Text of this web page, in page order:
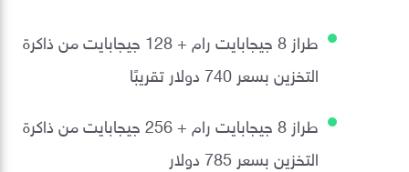
طراز 8 جيجابايت رام + 128 جيجابايت من ذاكرة
التخزين بسعر 740 دولار تقريبًا
طراز 8 جيجابايت رام + 256 جيجابايت من ذاكرة
التخزين بسعر 785 دولار